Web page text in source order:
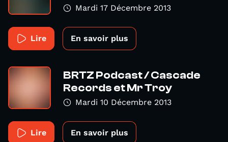
Mardi 17 Décembre 2013
Lire En savoir plus
BRTZ Podcast / Cascade
Records et Mr Troy
Mardi 10 Décembre 2013
Lire En savoir plus